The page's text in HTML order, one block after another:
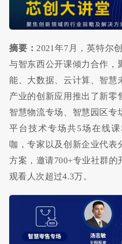
摘要： 2021年7月，英特尔
与智东西公开课倾力合作，
能、大数据、云计算、智慧
产业的创新应用推出了新零
智慧物流专场、智慧园区专
平台技术专场共5场在线
咖，专家以及创新企业代表
方案，邀请700+专业社群的
观看人次超过4.3万。